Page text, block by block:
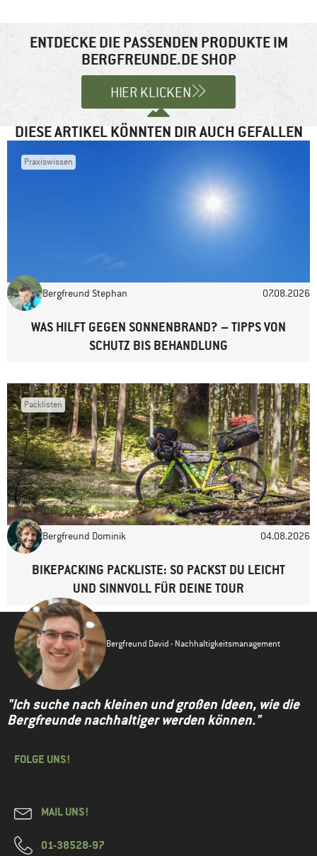
Felder sind mit*markiert
Website
ENTDECKE DIE PASSENDEN PRODUKTE IM
BERGFREUNDE.DE SHOP
HIER KLICKEN
DIESE ARTIKEL KÖNNTEN DIR AUCH GEFALLEN
Praxiswissen
Bergfreund Stephan 07.08.2026
WAS HILFT GEGEN SONNENBRAND? – TIPPS VON
SCHUTZ BIS BEHANDLUNG
Packlisten
Bergfreund Dominik 04.08.2026
BIKEPACKING PACKLISTE: SO PACKST DU LEICHT
UND SINNVOLL FÜR DEINE TOUR
Bergfreund David - Nachhaltigkeitsmanagement
"Ich suche nach kleinen und großen Ideen, wie die
Bergfreunde nachhaltiger werden können."
FOLGE UNS!
MAIL UNS!
01-38528-97